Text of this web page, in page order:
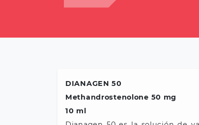
DIANAGEN 50
Methandrostenolone 50 mg
10 ml